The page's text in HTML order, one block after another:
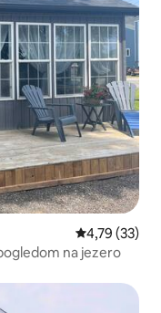
Prosječna
4,79 (33)
na jezero